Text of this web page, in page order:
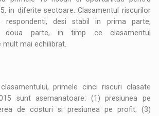
in diferite sectoare. Clasamentul riscurilor
respondenti, desi stabil in prima parte,
parte, in timp ce clasamentul
mai echilibrat.
primele cinci riscuri clasate
sunt asemanatoare: (1) presiunea pe
de costuri si presiunea pe profit; (3)